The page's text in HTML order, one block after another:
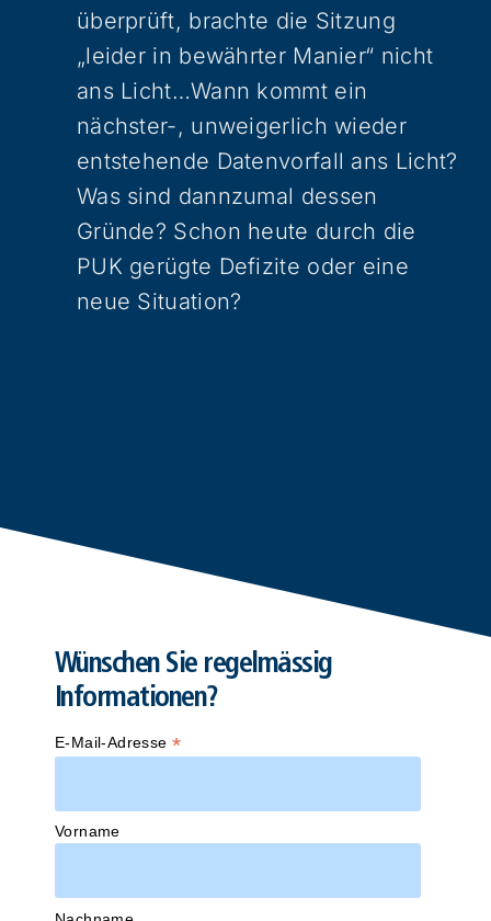
überprüft, brachte die Sitzung
„leider in bewährter Manier“ nicht
ans Licht…Wann kommt ein
nächster-, unweigerlich wieder
entstehende Datenvorfall ans Licht?
Was sind dannzumal dessen
Gründe? Schon heute durch die
PUK gerügte Defizite oder eine
neue Situation?
Wünschen Sie regelmässig
Informationen?
E-Mail-Adresse*
Vorname